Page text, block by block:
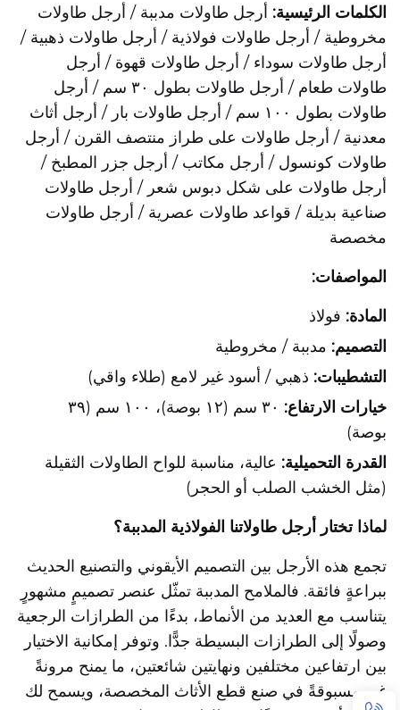
الكلمات الرئيسية: أرجل طاولات مدببة / أرجل طاولات
مخروطية / أرجل طاولات فولاذية / أرجل طاولات ذهبية /
أرجل طاولات سوداء / أرجل طاولات قهوة / أرجل
طاولات طعام / أرجل طاولات بطول ٣٠ سم / أرجل
طاولات بطول ١٠٠ سم / أرجل طاولات بار / أرجل أثاث
معدنية / أرجل طاولات على طراز منتصف القرن / أرجل
طاولات كونسول / أرجل مكاتب / أرجل جزر المطبخ /
أرجل طاولات على شكل دبوس شعر / أرجل طاولات
صناعية بديلة / قواعد طاولات عصرية / أرجل طاولات
مخصصة
المواصفات:
المادة: فولاذ
التصميم: مدببة / مخروطية
التشطيبات: ذهبي / أسود غير لامع (طلاء واقي)
خيارات الارتفاع:
٣٠ سم (١٢ بوصة)، ١٠٠ سم (٣٩
بوصة)
القدرة التحميلية: عالية، مناسبة للواح الطاولات الثقيلة
(مثل الخشب الصلب أو الحجر)
لماذا تختار أرجل طاولاتنا الفولاذية المدببة؟
تجمع هذه الأرجل بين التصميم الأيقوني والتصنيع الحديث
ببراعةٍ فائقة. فالملامح المدببة تمثّل عنصر تصميمٍ مشهورٍ
يتناسب مع العديد من الأنماط، بدءًا من الطرازات الرجعية
وصولًا إلى الطرازات البسيطة جدًّا. وتوفر إمكانية الاختيار
بين ارتفاعين مختلفين ونهايتين شائعتين، ما يمنح مرونةً
غير مسبوقةً في صنع قطع الأثاث المخصصة، ويسمح لك